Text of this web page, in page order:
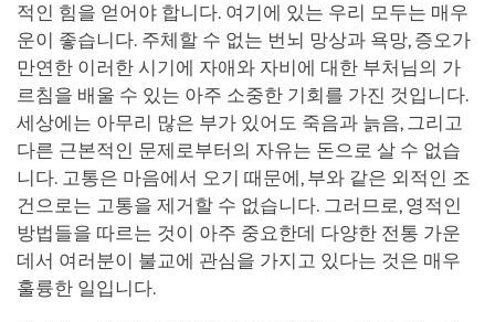
적인 힘을 얻어야 합니다. 여기에 있는 우리 모두는 매우
운이 좋습니다. 주체할 수 없는 번뇌 망상과 욕망, 증오가
만연한 이러한 시기에 자애와 자비에 대한 부처님의 가
르침을 배울 수 있는 아주 소중한 기회를 가진 것입니다.
세상에는 아무리 많은 부가 있어도 죽음과 늙음, 그리고
다른 근본적인 문제로부터의 자유는 돈으로 살 수 없습
니다. 고통은 마음에서 오기 때문에, 부와 같은 외적인 조
건으로는 고통을 제거할 수 없습니다. 그러므로, 영적인
방법들을 따르는 것이 아주 중요한데 다양한 전통 가운
데서 여러분이 불교에 관심을 가지고 있다는 것은 매우
훌륭한 일입니다.